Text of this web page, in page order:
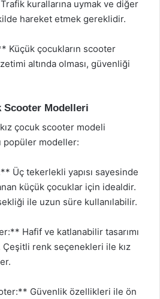
kurallarına uymak ve diğer
hareket etmek gereklidir.
Küçük çocukların scooter
altında olması, güvenliği
Scooter Modelleri
çocuk scooter modeli
popüler modeller:
Üç tekerlekli yapısı sayesinde
küçük çocuklar için idealdir.
ile uzun süre kullanılabilir.
Hafif ve katlanabilir tasarımı
renk seçenekleri ile kız
Güvenlik özellikleri ile ön